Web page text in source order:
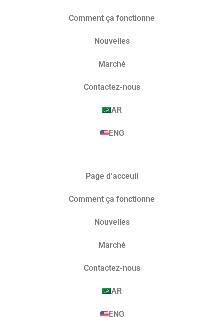
Comment ça fonctionne
Nouvelles
Marché​
Contactez-nous
AR
ENG
Page d’acceuil
Comment ça fonctionne
Nouvelles
Marché​
Contactez-nous
AR
ENG